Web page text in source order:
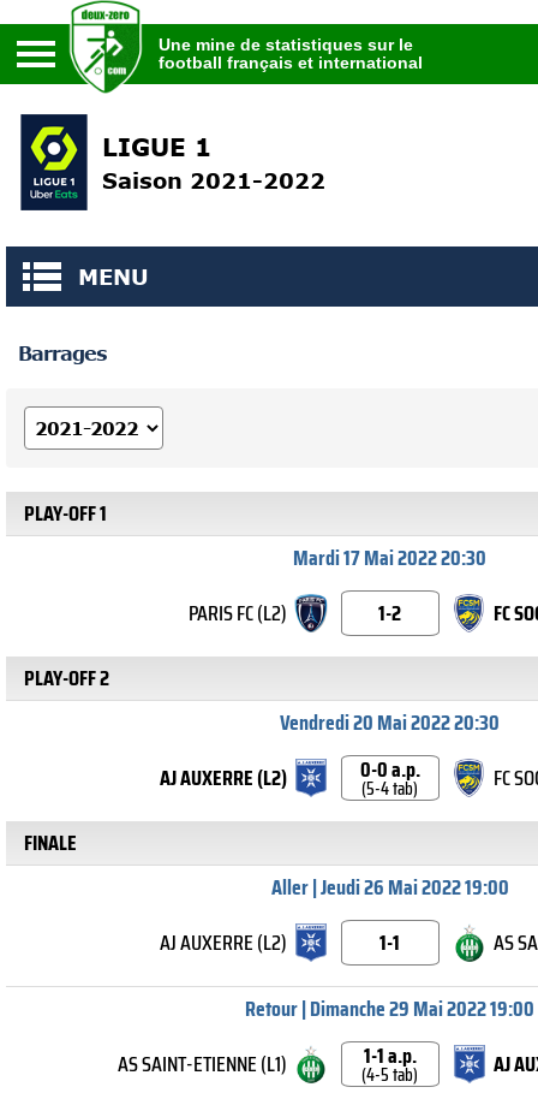
football français et international
Une mine de statistiques sur le
football français et international
LIGUE 1
Saison 2021-2022
MENU
Barrages
PLAY-OFF 1
Mardi 17 Mai 2022 20:30
PARIS FC (L2)
1-2
FC
PLAY-OFF 2
Vendredi 20 Mai 2022 20:30
AJ AUXERRE (L2)
0-0 a.p.
(5-4 tab)
FC
FINALE
Aller | Jeudi 26 Mai 2022 19:00
AJ AUXERRE (L2)
1-1
AS
Retour | Dimanche 29 Mai 2022 19:00
AS SAINT-ETIENNE (L1)
1-1 a.p.
(4-5 tab) AJ